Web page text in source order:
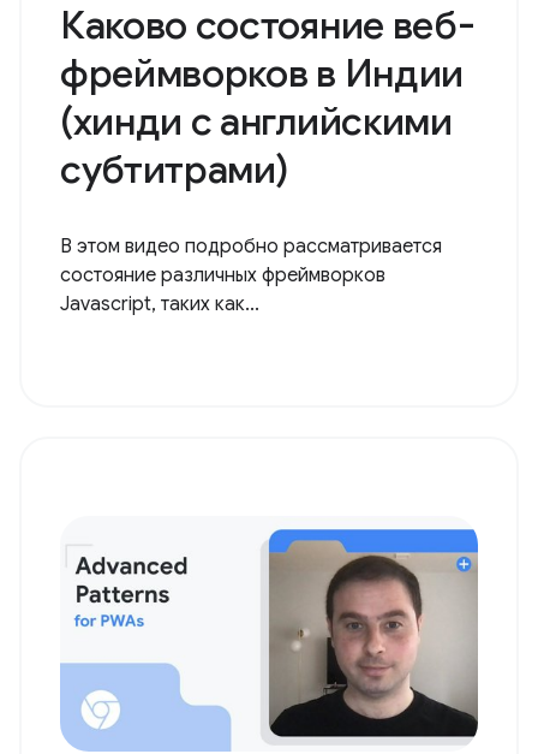
Каково состояние веб-
фреймворков в Индии
(хинди с английскими
субтитрами)
В этом видео подробно рассматривается
состояние различных фреймворков
Javascript, таких как...